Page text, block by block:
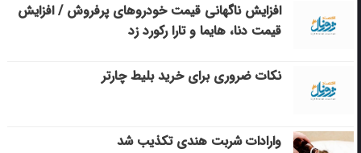
افزایش ناگهانی قیمت خودروهای پرفروش / افزایش
قیمت دنا، هایما و تارا رکورد زد
نکات ضروری برای خرید بلیط چارتر
وارادات شربت هندی تکذیب شد